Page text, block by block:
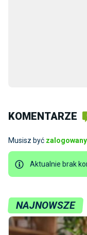
KOMENTARZE
Musisz być zalogowany
Aktualnie brak
NAJNOWSZE